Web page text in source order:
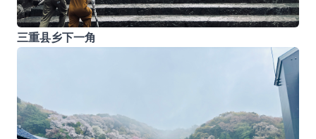
三重县乡下一角